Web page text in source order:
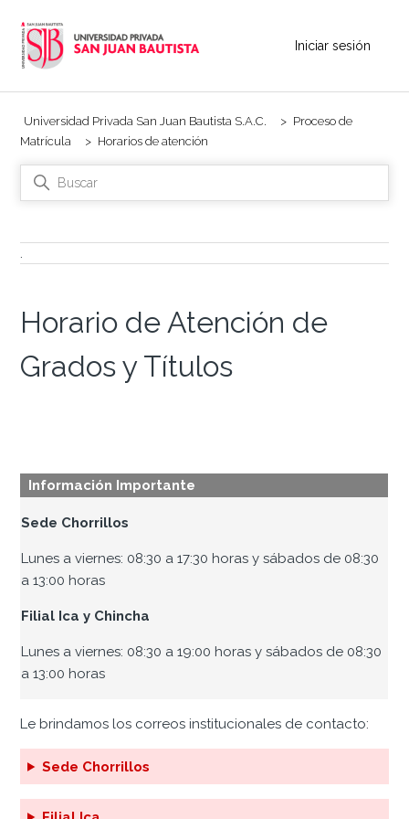
Iniciar sesión
Universidad Privada San Juan Bautista S.A.C.
Proceso de
Matrícula
Horarios de atención
.
Horario de Atención de
Grados y Títulos
Información Importante
Sede Chorrillos
Lunes a viernes: 08:30 a 17:30 horas y sábados de 08:30
a 13:00 horas
Filial Ica y Chincha
Lunes a viernes: 08:30 a 19:00 horas y sábados de 08:30
a 13:00 horas
Le brindamos los correos institucionales de contacto:
Sede Chorrillos